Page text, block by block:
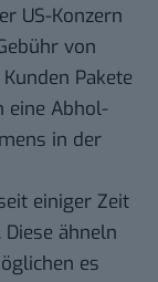
US-Konzern
von
Pakete
eine Abhol-
in der
einiger Zeit
ähneln
es